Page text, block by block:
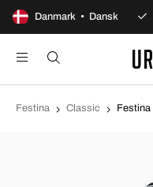
Danmark • Dansk
100 dages åbent køb
Festina Classic